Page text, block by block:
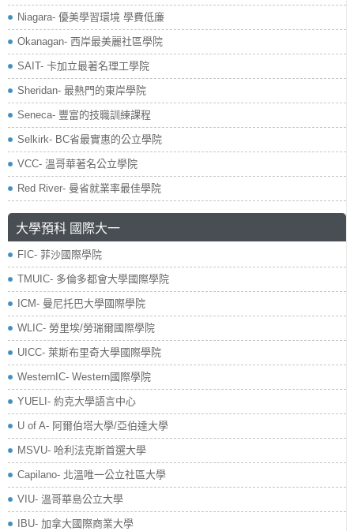
Niagara- 優美學習環境 學費低廉
Okanagan- 西岸最美麗社區學院
SAIT- 卡加立最著名理工學院
Sheridan- 最熱門的東岸學院
Seneca- 豐富的技職訓練課程
Selkirk- BC省最實惠的公立學院
VCC- 溫哥華著名公立學院
Red River- 曼省就業率最佳學院
大學預科 國際大一
FIC- 菲沙國際學院
TMUIC- 多倫多都會大學國際學院
ICM- 曼尼托巴大學國際學院
WLIC- 勞里埃/勞瑞爾國際學院
UICC- 萊斯布里奇大學國際學院
WesternIC- Western國際學院
YUELI- 約克大學語言中心
U of A- 阿爾伯塔大學/亞伯達大學
MSVU- 哈利法克斯首選大學
Capilano- 北溫唯一公立社區大學
VIU- 溫哥華島公立大學
IBU- 加拿大國際商業大學